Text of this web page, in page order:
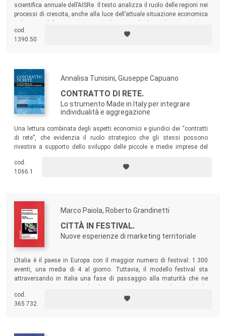
scientifica annuale dell’AISRe. Il testo analizza il ruolo delle regioni nei
processi di crescita, anche alla luce dell’attuale situazione economica
focalizza sui meccanismi di crescita, gli stessi che possono
innescare la ripresa, mostrandone la base territoriale.
cod.
1390.50
Annalisa Tunisini, Giuseppe Capuano
CONTRATTO DI RETE.
Lo strumento Made in Italy per integrare
individualità e aggregazione
Una lettura combinata degli aspetti economici e giuridici dei “contratti
di rete”, che evidenzia il ruolo strategico che gli stessi possono
rivestire a supporto dello sviluppo delle piccole e medie imprese del
cod.
1066.1
Marco Paiola, Roberto Grandinetti
CITTÀ IN FESTIVAL.
Nuove esperienze di marketing territoriale
L’Italia è il paese in Europa con il maggior numero di festival: 1.300
eventi, una media di 4 al giorno. Tuttavia, il modello festival sta
attraversando in Italia una fase di passaggio alla maturità che ne
ampio spazio alla voce dei protagonisti per descrivere alcuni tra i
principali festival italiani.
cod.
365.732